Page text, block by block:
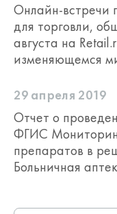
Онлайн-встречи
для торговли,
августа на
изменяющемся
29 апреля 2019
Отчет о
ФГИС
препаратов в
Больничная